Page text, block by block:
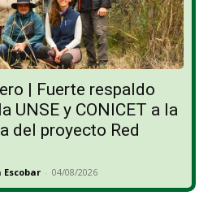
| Fuerte respaldo
UNSE y CONICET a la
del proyecto Red
- 04/08/2026